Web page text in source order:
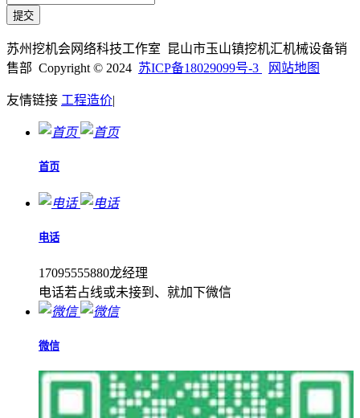
苏州挖机会网络科技工作室 昆山市玉山镇挖机汇机械设备销
售部 Copyright © 2024 苏ICP备18029099号-3 网站地图
友情链接 工程造价|
首页
电话
17095555880龙经理
电话若占线或未接到、就加下微信
微信